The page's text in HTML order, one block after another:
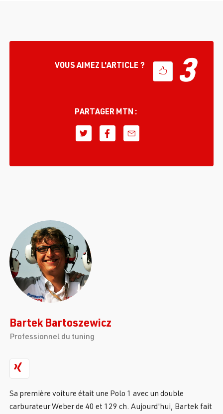
VOUS AIMEZ L'ARTICLE ? 3
PARTAGER MTN :
Bartek Bartoszewicz
Professionnel du tuning
Sa première voiture était une Polo 1 avec un double
carburateur Weber de 40 et 129 ch. Aujourd'hui, Bartek fait